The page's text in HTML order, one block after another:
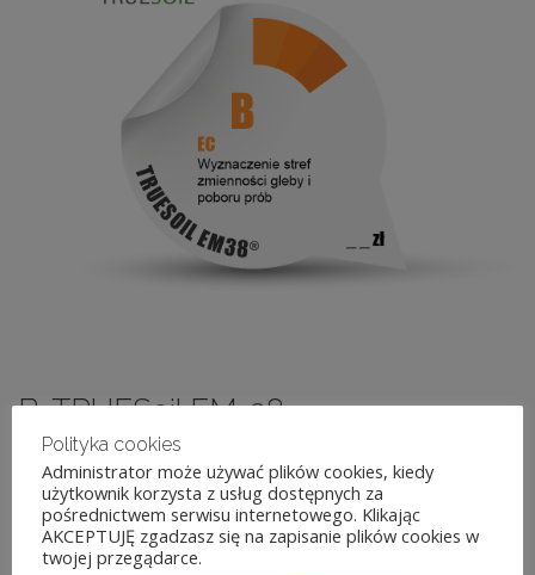
B. TRUESoil EM-38
Jako pierwsi w Polsce do palety usług wprowadziliśmy
mapowanie skanerem glebowymGeonics EM-38
latach doświadczeń, możemy powiedzieć o sobie, że
jesteśmy ekspertami w tej dziedzinie.
Polityka cookies
Administrator może używać plików cookies, kiedy
użytkownik korzysta z usług dostępnych za
pośrednictwem serwisu internetowego. Klikając
AKCEPTUJĘ zgadzasz się na zapisanie plików cookies w
twojej przegądarce.